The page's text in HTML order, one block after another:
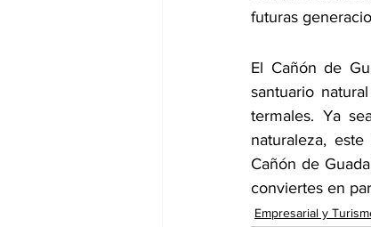
futuras
El Cañón de
santuario
termales. Ya
naturaleza,
Cañón de
conviertes en
Empresarial y